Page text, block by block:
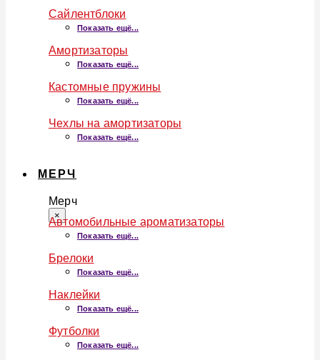
Сайлентблоки
Показать ещё...
Амортизаторы
Показать ещё...
Кастомные пружины
Показать ещё...
Чехлы на амортизаторы
Показать ещё...
МЕРЧ
Мерч
×
Автомобильные ароматизаторы
Показать ещё...
Брелоки
Показать ещё...
Наклейки
Показать ещё...
Футболки
Показать ещё...